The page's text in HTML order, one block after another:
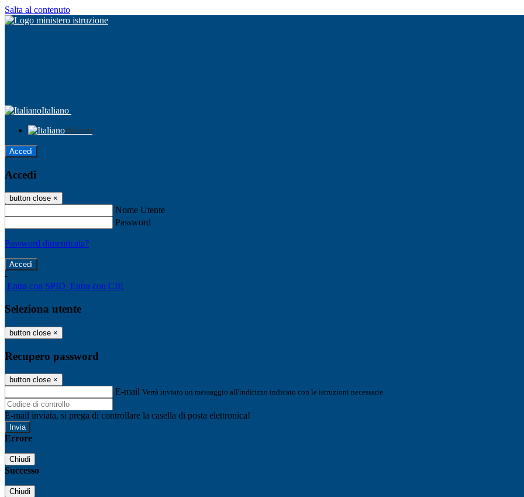
Salta al contenuto
Italiano
Italiano
Accedi
Accedi
button close ×
Nome Utente
Password
Password dimenticata?
-
Entra con SPID Entra con CIE
Seleziona utente
button close ×
Recupero password
button close ×
E-mail Verrà inviato un messaggio all'indirizzo indicato con le istruzioni necessarie.
E-mail inviata, si prega di controllare la casella di posta elettronica!
Errore
Chiudi
Successo
Chiudi